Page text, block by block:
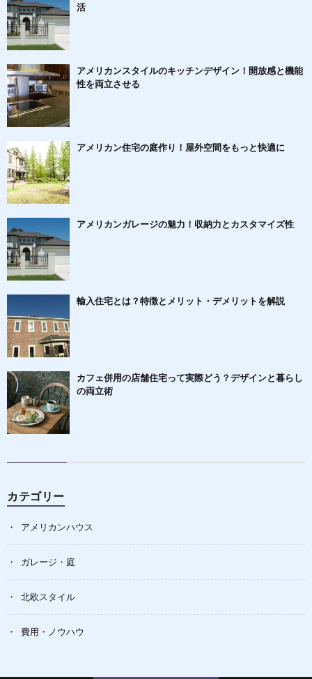
活
アメリカンスタイルのキッチンデザイン！開放感と機能
性を両立させる
アメリカン住宅の庭作り！屋外空間をもっと快適に
アメリカンガレージの魅力！収納力とカスタマイズ性
輸入住宅とは？特徴とメリット・デメリットを解説
カフェ併用の店舗住宅って実際どう？デザインと暮らし
の両立術
カテゴリー
アメリカンハウス
ガレージ・庭
北欧スタイル
費用・ノウハウ